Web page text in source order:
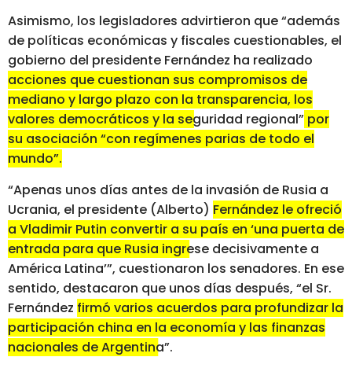
Asimismo, los legisladores advirtieron que “además
de políticas económicas y fiscales cuestionables, el
gobierno del presidente Fernández ha realizado
acciones que cuestionan sus compromisos de
mediano y largo plazo con la transparencia, los
valores democráticos y la seguridad regional” por
su asociación “con regímenes parias de todo el
mundo”.
“Apenas unos días antes de la invasión de Rusia a
Ucrania, el presidente (Alberto) Fernández le ofreció
a Vladimir Putin convertir a su país en ‘una puerta de
entrada para que Rusia ingrese decisivamente a
América Latina’”, cuestionaron los senadores. En ese
sentido, destacaron que unos días después, “el Sr.
Fernández firmó varios acuerdos para profundizar la
participación china en la economía y las finanzas
nacionales de Argentina”.